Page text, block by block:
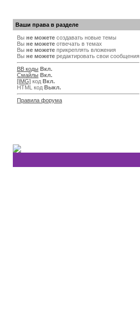
Ваши права в разделе
Вы не можете создавать новые темы
Вы не можете отвечать в темах
Вы не можете прикреплять вложения
Вы не можете редактировать свои сообщения
BB коды Вкл.
Смайлы Вкл.
[IMG] код Вкл.
HTML код Выкл.
Правила форума